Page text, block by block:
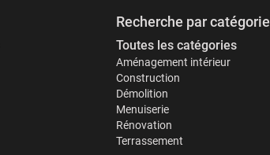
Recherche par catégorie
Toutes les catégories
Aménagement intérieur
Construction
Démolition
Menuiserie
Rénovation
Terrassement